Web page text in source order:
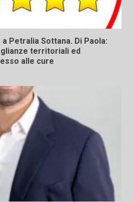
Petralia Sottana. Di Paola:
territoriali ed
alle cure